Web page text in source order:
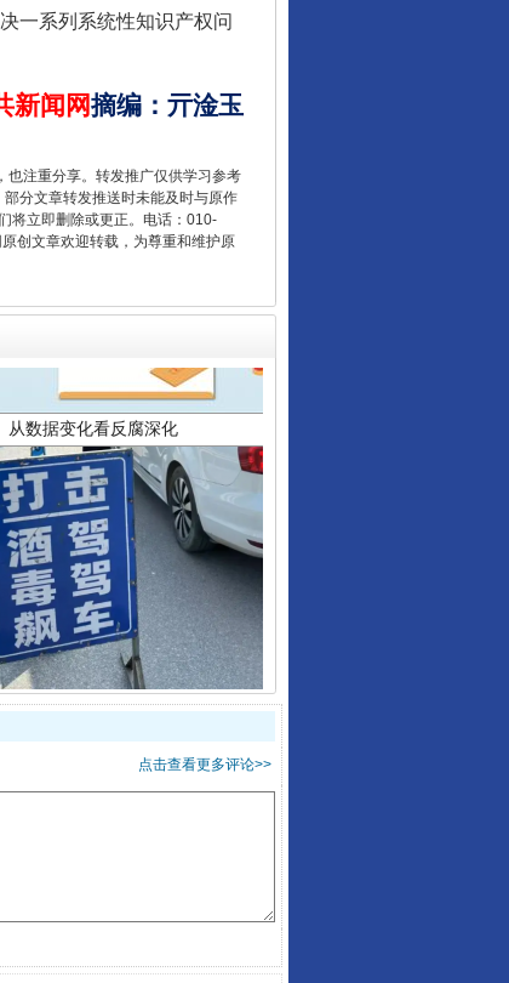
一系列系统性知识产权问
新闻网摘编 ： 亓淦玉
也注重分享。转发推广仅供学习参考
分文章转发推送时未能及时与原作
将立即删除或更正。电话：010-
创文章欢迎转载，为尊重和维护原
从数据变化看反腐深化
驾未被当场查获能处罚吗
点击查看更多评论>>